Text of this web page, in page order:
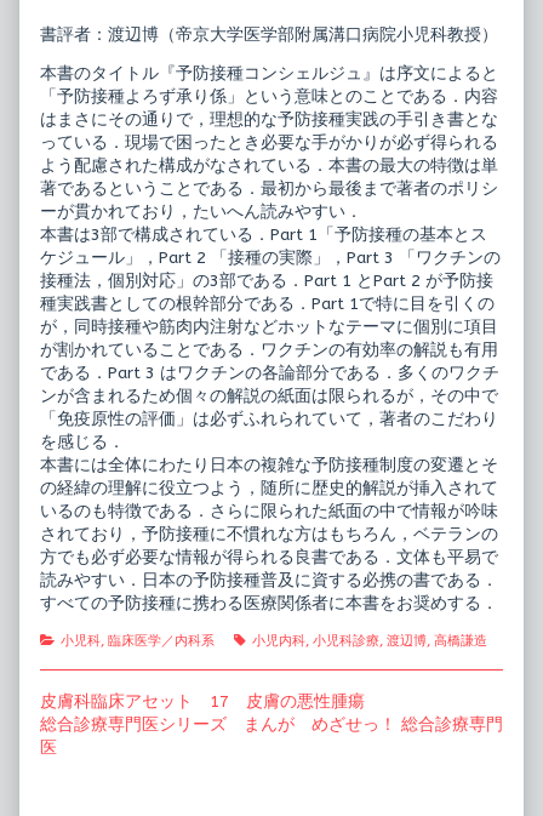
書評者：渡辺博（帝京大学医学部附属溝口病院小児科教授）
本書のタイトル『予防接種コンシェルジュ』は序文によると
「予防接種よろず承り係」という意味とのことである．内容
はまさにその通りで，理想的な予防接種実践の手引き書とな
っている．現場で困ったとき必要な手がかりが必ず得られる
よう配慮された構成がなされている．本書の最大の特徴は単
著であるということである．最初から最後まで著者のポリシ
ーが貫かれており，たいへん読みやすい．
本書は3部で構成されている．Part 1「予防接種の基本とス
ケジュール」，Part 2 「接種の実際」，Part 3 「ワクチンの
接種法，個別対応」の3部である．Part 1 とPart 2 が予防接
種実践書としての根幹部分である．Part 1で特に目を引くの
が，同時接種や筋肉内注射などホットなテーマに個別に項目
が割かれていることである．ワクチンの有効率の解説も有用
である．Part 3 はワクチンの各論部分である．多くのワクチ
ンが含まれるため個々の解説の紙面は限られるが，その中で
「免疫原性の評価」は必ずふれられていて，著者のこだわり
を感じる．
本書には全体にわたり日本の複雑な予防接種制度の変遷とそ
の経緯の理解に役立つよう，随所に歴史的解説が挿入されて
いるのも特徴である．さらに限られた紙面の中で情報が吟味
されており，予防接種に不慣れな方はもちろん，ベテランの
方でも必ず必要な情報が得られる良書である．文体も平易で
読みやすい．日本の予防接種普及に資する必携の書である．
すべての予防接種に携わる医療関係者に本書をお奨めする．
Categories
小児科, 臨床医学／内科系 Tags
小児内科, 小児科診療, 渡辺博, 高橋謙造
投
稿
Previous
post:
皮膚科臨床アセット 17 皮膚の悪性腫瘍
Next
post:
総合診療専門医シリーズ まんが めざせっ！ 総合診療専門
医